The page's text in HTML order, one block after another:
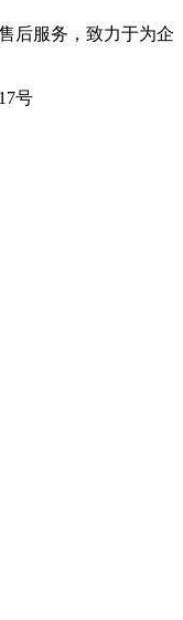
后服务，致力于为企
号